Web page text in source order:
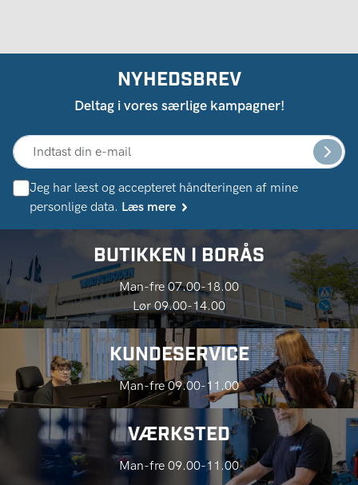
NYHEDSBREV
Deltag i vores særlige kampagner!
Jeg har læst og accepteret håndteringen af ​​mine
personlige data. Læs mere
BUTIKKEN I BORÅS
Man-fre 07.00-18.00
Lør 09.00-14.00
KUNDESERVICE
Man-fre 09.00-11.00
VÆRKSTED
Man-fre 09.00-11.00